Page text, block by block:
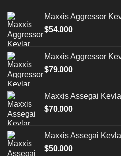
Maxxis Aggressor
$54.000
Maxxis Aggressor
$79.000
Maxxis Assegai
$70.000
Maxxis Assegai
$50.000